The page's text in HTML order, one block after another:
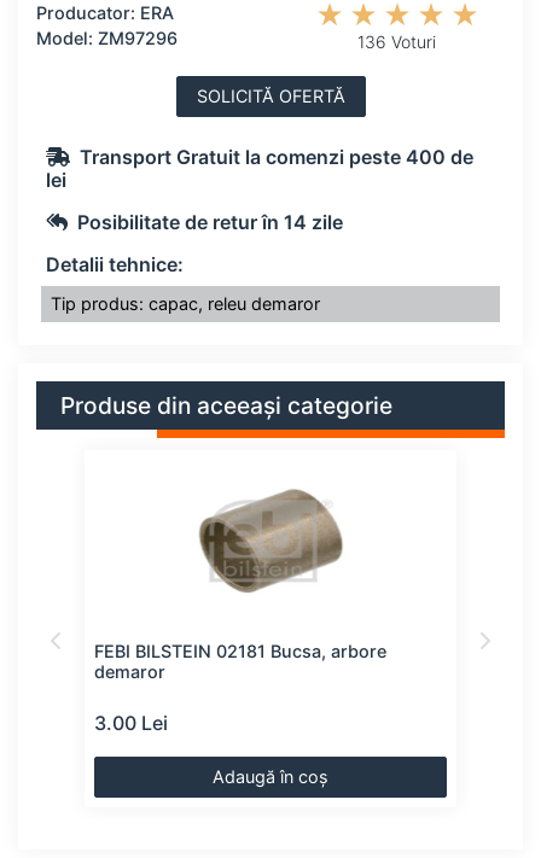
Producator: ERA
Model: ZM97296
136 Voturi
SOLICITĂ OFERTĂ
Transport Gratuit la comenzi peste 400 de
lei
Posibilitate de retur în 14 zile
Detalii tehnice:
Tip produs: capac, releu demaror
Produse din aceeași categorie
FEBI BILSTEIN 02181 Bucsa, arbore
demaror
3.00 Lei
Adaugă în coș